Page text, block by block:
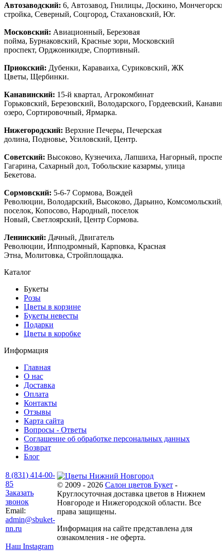
Автозаводский: 6, Автозавод, Гнилицы, Доскино,
стройка, Северный, Соцгород, Стахановский, Юг.
Московский: Авиационный, Березовая
пойма, Бурнаковский, Красные зори, Московский
проспект, Орджоникидзе, Спортивный.
Приокский: Дубенки, Караваиха, Суриковский, ЖК
Цветы, Щербинки.
Канавинский: 15-й квартал, Агрокомбинат
Горьковский, Березовский, Володарского, Гордеевский,
озеро, Сортировочный, Ярмарка.
Нижегородский: Верхние Печеры, Печерская
долина, Подновье, Усиловский, Центр.
Советский: Высоково, Кузнечиха, Лапшиха, Нагорный,
Гагарина, Сахарный дол, Тобольские казармы, улица
Бекетова.
Сормовский: 5-6-7 Сормова, Вождей
Революции, Володарский, Высоково, Дарьино,
поселок, Копосово, Народный, поселок
Новый, Светлоярский, Центр Сормова.
Ленинский: Дачный, Двигатель
Революции, Ипподромный, Карповка, Красная
Этна, Молитовка, Стройплощадка.
Каталог
Букеты
Розы
Цветы в корзине
Букеты невесты
Подарки
Цветы в коробке
Информация
Главная
О нас
Доставка
Оплата
Контакты
Отзывы
Карта сайта
Вопросы - Ответы
Соглашение об обработке персональных данных
Возврат
Блог
8 (831) 414-00-
85
Заказать
звонок
Email:
admin@sbuket-
nn.ru
Наш Instagram
© 2009 - 2026 Салон цветов Букет -
Круглосуточная доставка цветов в Нижнем
Новгороде и Нижегородской области. Все
права защищены.
Информация на сайте представлена для
ознакомления - не оферта.